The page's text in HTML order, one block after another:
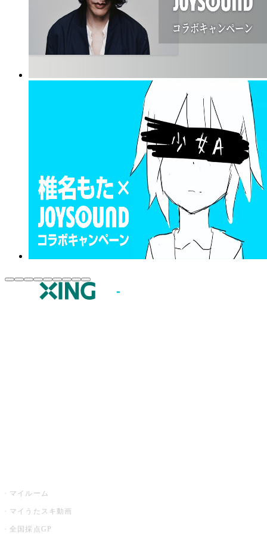
マイルーム
マイうたスキ動画
全国採点GP